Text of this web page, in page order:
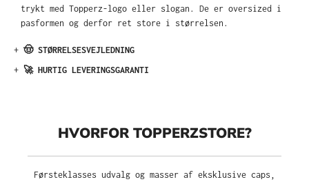
trykt med Topperz-logo eller slogan. De er oversized i
pasformen og derfor ret store i størrelsen.
+ 🤠 STØRRELSESVEJLEDNING
+ 🚀 HURTIG LEVERINGSGARANTI
HVORFOR TOPPERZSTORE?
Førsteklasses udvalg og masser af eksklusive caps,